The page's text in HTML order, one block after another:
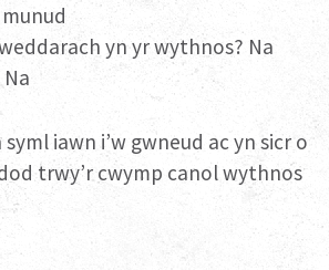
yn yr wythnos? Na
iawn i’w gwneud ac yn sicr o
trwy’r cwymp canol wythnos